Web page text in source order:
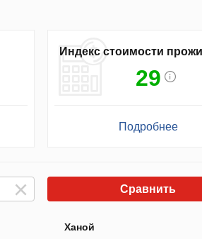
Индекс стоимости
29
Подробнее
Сравнить
Ханой